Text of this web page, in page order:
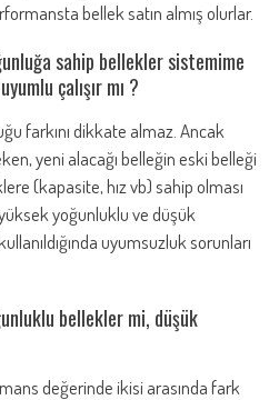
bellek satın almış olurlar.
sahip bellekler sistemime
çalışır mı ?
farkını dikkate almaz. Ancak
yeni alacağı belleğin eski belleği
(kapasite, hız vb) sahip olması
yoğunluklu ve düşük
uyumsuzluk sorunları
bellekler mi, düşük
değerinde ikisi arasında fark